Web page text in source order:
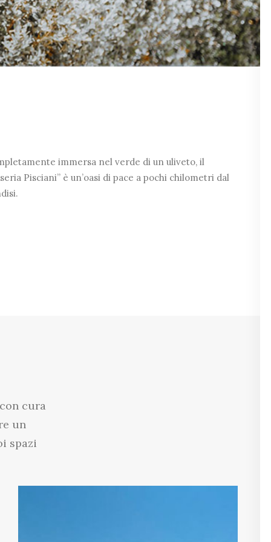
immersa nel verde di un uliveto, il
Pisciani” è un’oasi di pace a pochi chilometri dal
cura
un
spazi